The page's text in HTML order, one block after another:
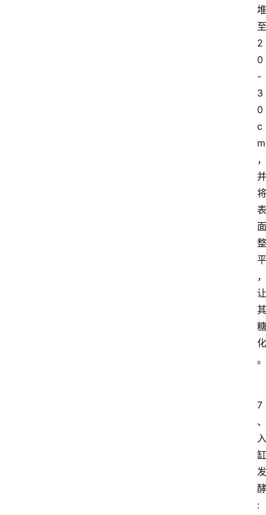
堆
至
2
0
-
3
0
c
m
，
并
将
表
面
整
平
，
让
其
糖
化
。
7
、
入
缸
发
酵
: